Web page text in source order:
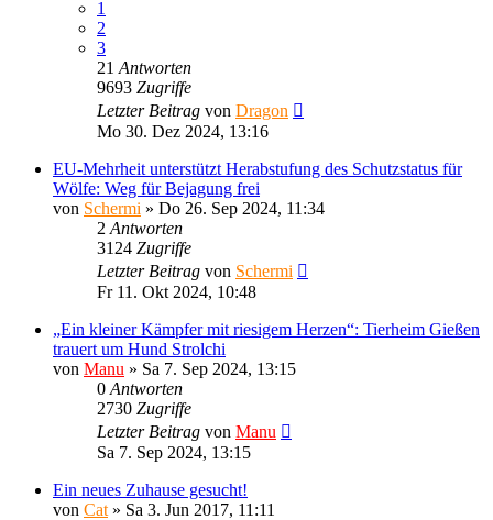
1
2
3
21 Antworten
9693 Zugriffe
Letzter Beitrag von Dragon
Mo 30. Dez 2024, 13:16
EU-Mehrheit unterstützt Herabstufung des Schutzstatus für
Wölfe: Weg für Bejagung frei
von Schermi » Do 26. Sep 2024, 11:34
2 Antworten
3124 Zugriffe
Letzter Beitrag von Schermi
Fr 11. Okt 2024, 10:48
„Ein kleiner Kämpfer mit riesigem Herzen“: Tierheim Gießen
trauert um Hund Strolchi
von Manu » Sa 7. Sep 2024, 13:15
0 Antworten
2730 Zugriffe
Letzter Beitrag von Manu
Sa 7. Sep 2024, 13:15
Ein neues Zuhause gesucht!
von Cat » Sa 3. Jun 2017, 11:11